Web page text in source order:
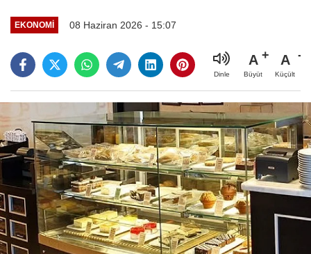
EKONOMI 08 Haziran 2026 - 15:07
Dinle
A
Büyüt
A
Küçült